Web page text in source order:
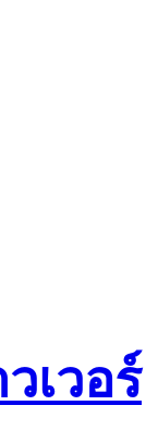
เวอร์